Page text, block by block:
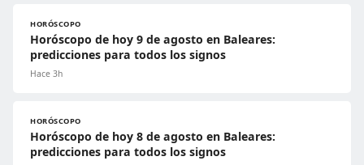
HORÓSCOPO
Horóscopo de hoy 9 de agosto en Baleares:
predicciones para todos los signos
Hace 3h
HORÓSCOPO
Horóscopo de hoy 8 de agosto en Baleares:
predicciones para todos los signos